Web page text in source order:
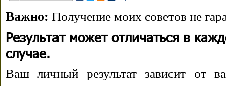
Важно: Получение моих советов не
Результат может отличаться в
случае.
Ваш личный результат зависит от